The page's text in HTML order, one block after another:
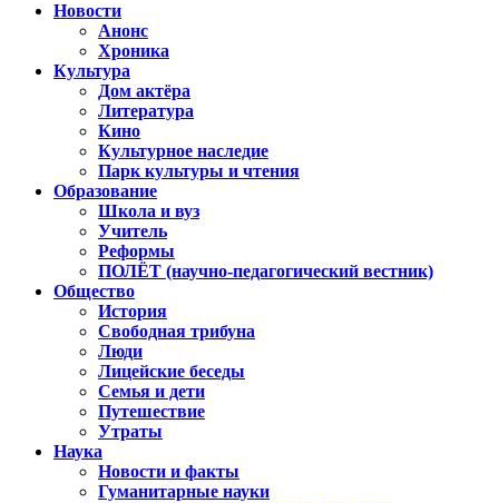
Новости
Анонс
Хроника
Культура
Дом актёра
Литература
Кино
Культурное наследие
Парк культуры и чтения
Образование
Школа и вуз
Учитель
Реформы
ПОЛЁТ (научно-педагогический вестник)
Общество
История
Свободная трибуна
Люди
Лицейские беседы
Семья и дети
Путешествие
Утраты
Наука
Новости и факты
Гуманитарные науки